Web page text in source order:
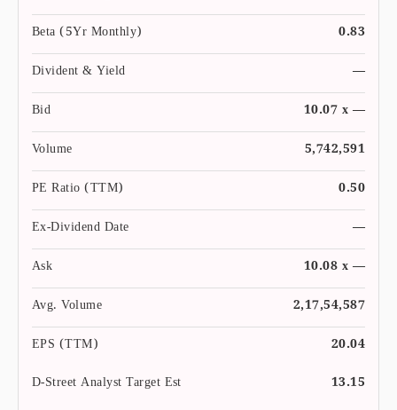
Beta (5Yr Monthly)
0.83
Divident & Yield
—
Bid
10.07 x —
Volume
5,742,591
PE Ratio (TTM)
0.50
Ex-Dividend Date
—
Ask
10.08 x —
Avg. Volume
2,17,54,587
EPS (TTM)
20.04
D-Street Analyst Target Est
13.15